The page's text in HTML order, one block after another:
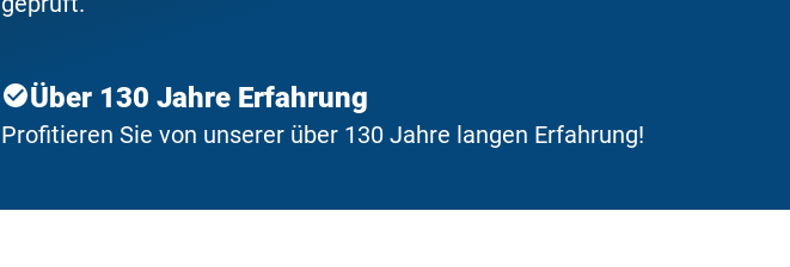
Über 130 Jahre Erfahrung
Profitieren Sie von unserer über 130 Jahre langen Erfahrung!